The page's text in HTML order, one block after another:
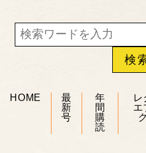
HOME
最
新
号
年
間
購
読
レ
エ